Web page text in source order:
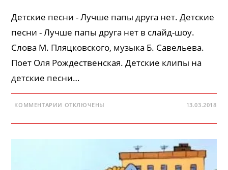
Детские песни - Лучше папы друга нет. Детские
песни - Лучше папы друга нет в слайд-шоу.
Слова М. Пляцковского, музыка Б. Савельева.
Поет Оля Рождественская. Детские клипы на
детские песни…
КОММЕНТАРИИ К
ПЕСНИ
ЛУЧШЕ
ОТКЛЮЧЕНЫ 13.03.2018